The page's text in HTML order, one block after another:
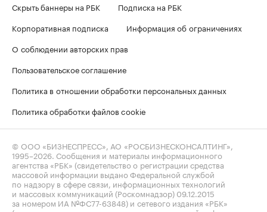
Скрыть баннеры на РБК
Подписка на РБК
Корпоративная подписка
Информация об ограничениях
О соблюдении авторских прав
Пользовательское соглашение
Политика в отношении обработки персональных данных
Политика обработки файлов cookie
© ООО «БИЗНЕСПРЕСС», АО «РОСБИЗНЕСКОНСАЛТИНГ»,
1995–2026. Сообщения и материалы информационного
агентства «РБК» (свидетельство о регистрации средства
массовой информации выдано Федеральной службой
по надзору в сфере связи, информационных технологий
и массовых коммуникаций (Роскомнадзор) 09.12.2015
за номером ИА №ФС77-63848) и сетевого издания «РБК»